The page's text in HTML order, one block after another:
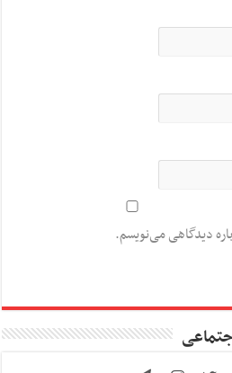
دیدگاهی می‌نویسم.